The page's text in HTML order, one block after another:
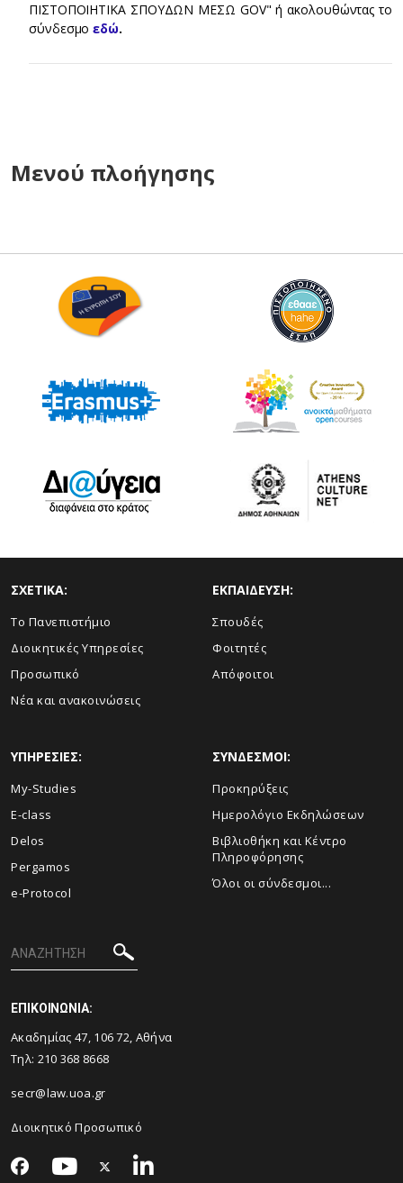
ΠΙΣΤΟΠΟΙΗΤΙΚΑ ΣΠΟΥΔΩΝ ΜΕΣΩ GOV" ή ακολουθώντας το
σύνδεσμοεδώ.
Μενού πλοήγησης
ΣΧΕΤΙΚΑ:
Το Πανεπιστήμιο
Διοικητικές Υπηρεσίες
Προσωπικό
Νέα και ανακοινώσεις
ΕΚΠΑΙΔΕΥΣΗ:
Σπουδές
Φοιτητές
Απόφοιτοι
ΥΠΗΡΕΣΙΕΣ:
My-Studies
E-class
Delos
Pergamos
e-Protocol
ΣΥΝΔΕΣΜΟΙ:
Προκηρύξεις
Ημερολόγιο Εκδηλώσεων
Βιβλιοθήκη και Κέντρο
Πληροφόρησης
Όλοι οι σύνδεσμοι...
ΕΠΙΚΟΙΝΩΝΙΑ:
Ακαδημίας 47, 106 72, Αθήνα
Τηλ: 210 368 8668
secr@law.uoa.gr
Διοικητικό Προσωπικό